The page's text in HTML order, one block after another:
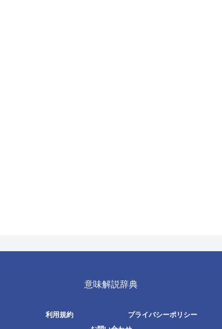
意味解説辞典
利用規約
プライバシーポリシー